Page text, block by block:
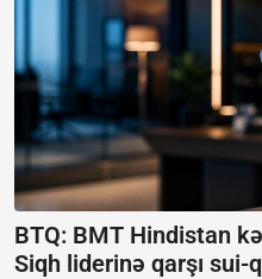
BTQ: BMT Hindistan
Siqh liderinə qarşı sui-